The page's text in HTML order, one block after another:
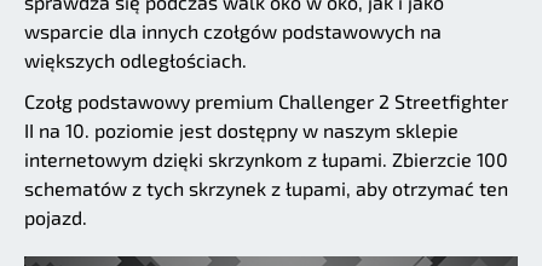
wsparcie dla innych czołgów podstawowych na
większych odległościach.
Czołg podstawowy premium Challenger 2 Streetfighter
II na 10. poziomie jest dostępny w naszym sklepie
internetowym dzięki skrzynkom z łupami. Zbierzcie 100
schematów z tych skrzynek z łupami, aby otrzymać ten
pojazd.